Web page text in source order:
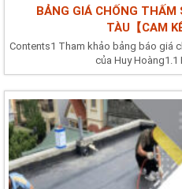
BẢNG GIÁ CHỐNG
TÀU【CAM
Contents1 Tham khảo bảng báo giá
của Huy Hoàng1.1